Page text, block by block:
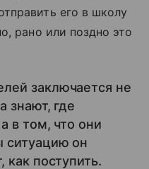
его в школу
рано или поздно это
заключается не
знают, где
в том, что они
ситуацию он
как поступить.